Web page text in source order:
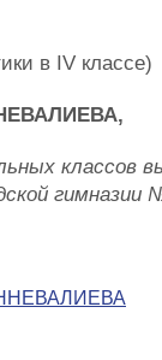
в IV классе)
классов
гимназии